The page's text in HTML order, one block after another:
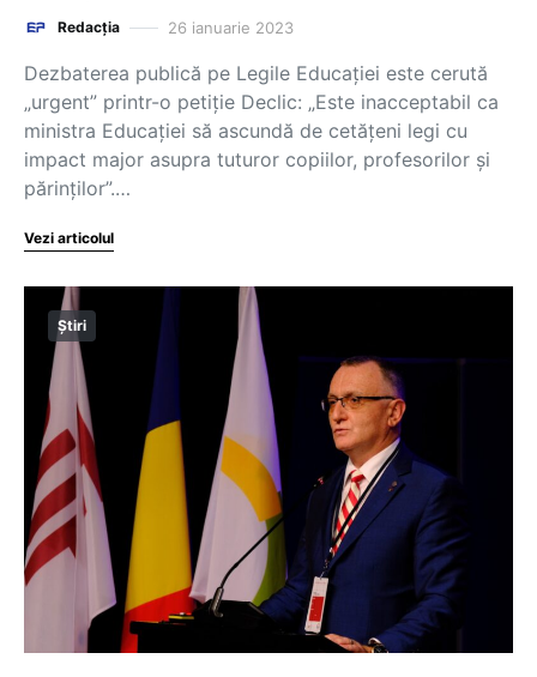
Redacția 26 ianuarie 2023
Dezbaterea publică pe Legile Educației este cerută
„urgent” printr-o petiție Declic: „Este inacceptabil ca
ministra Educației să ascundă de cetățeni legi cu
impact major asupra tuturor copiilor, profesorilor și
părinților”.…
Vezi articolul
Știri